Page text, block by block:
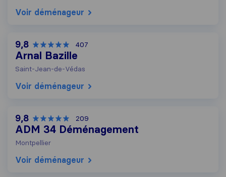
Voir déménageur
9,8 407
Arnal Bazille
Saint-Jean-de-Védas
Voir déménageur
9,8 209
ADM 34 Déménagement
Montpellier
Voir déménageur